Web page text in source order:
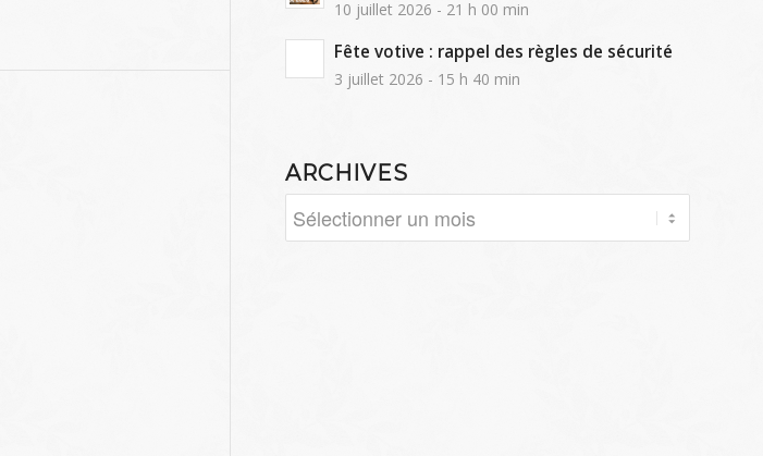
10 juillet 2026 - 21 h 00 min
Fête votive : rappel des règles de sécurité
3 juillet 2026 - 15 h 40 min
ARCHIVES